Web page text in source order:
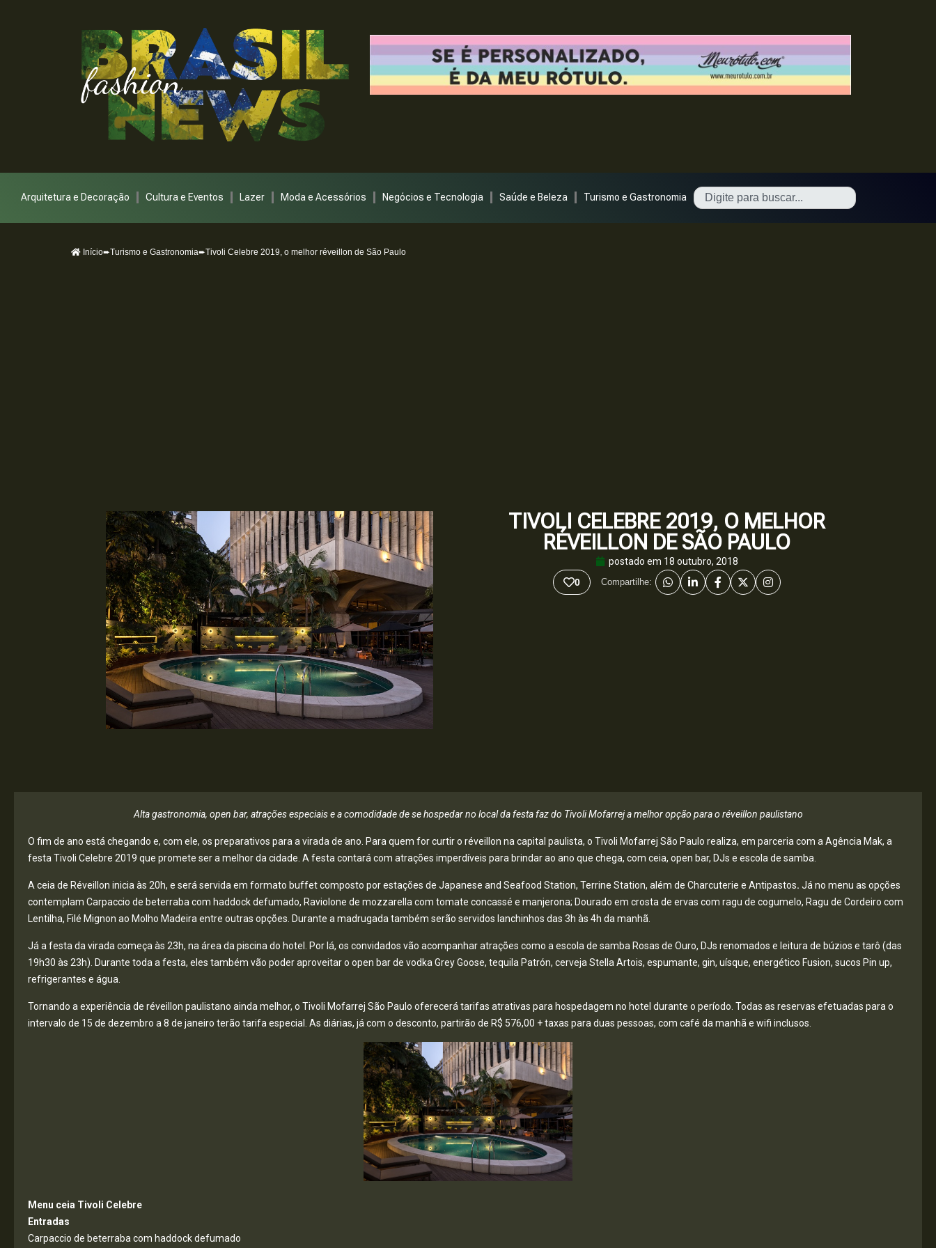
Arquitetura e Decoração Cultura e Eventos Lazer Moda e Acessórios Negócios e Tecnologia Saúde e Beleza Turismo e Gastronomia
Início➨Turismo e Gastronomia➨Tivoli Celebre 2019, o melhor réveillon de São Paulo
TIVOLI CELEBRE 2019, O MELHOR
RÉVEILLON DE SÃO PAULO
postado em 18 outubro, 2018
0
Compartilhe:
Alta gastronomia, open bar, atrações especiais e a comodidade de se hospedar no local da festa faz do Tivoli Mofarrej a melhor opção para o réveillon paulistano
O fim de ano está chegando e, com ele, os preparativos para a virada de ano. Para quem for curtir o réveillon na capital paulista, o Tivoli Mofarrej São Paulo realiza, em parceria com a Agência Mak, a
festa Tivoli Celebre 2019 que promete ser a melhor da cidade. A festa contará com atrações imperdíveis para brindar ao ano que chega, com ceia, open bar, DJs e escola de samba.
A ceia de Réveillon inicia às 20h, e será servida em formato buffet composto por estações de Japanese and Seafood Station, Terrine Station, além de Charcuterie e Antipastos. Já no menu as opções
contemplam Carpaccio de beterraba com haddock defumado, Raviolone de mozzarella com tomate concassé e manjerona; Dourado em crosta de ervas com ragu de cogumelo, Ragu de Cordeiro com
Lentilha, Filé Mignon ao Molho Madeira entre outras opções. Durante a madrugada também serão servidos lanchinhos das 3h às 4h da manhã.
Já a festa da virada começa às 23h, na área da piscina do hotel. Por lá, os convidados vão acompanhar atrações como a escola de samba Rosas de Ouro, DJs renomados e leitura de búzios e tarô (das
19h30 às 23h). Durante toda a festa, eles também vão poder aproveitar o open bar de vodka Grey Goose, tequila Patrón, cerveja Stella Artois, espumante, gin, uísque, energético Fusion, sucos Pin up,
refrigerantes e água.
Tornando a experiência de réveillon paulistano ainda melhor, o Tivoli Mofarrej São Paulo oferecerá tarifas atrativas para hospedagem no hotel durante o período. Todas as reservas efetuadas para o
intervalo de 15 de dezembro a 8 de janeiro terão tarifa especial. As diárias, já com o desconto, partirão de R$ 576,00 + taxas para duas pessoas, com café da manhã e wifi inclusos.
Menu ceia Tivoli Celebre
Entradas
Carpaccio de beterraba com haddock defumado